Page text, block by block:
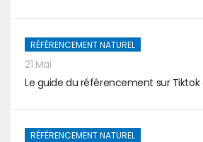
RÉFÉRENCEMENT NATUREL
21 Mai
Le guide du référencement sur Tiktok
RÉFÉRENCEMENT NATUREL